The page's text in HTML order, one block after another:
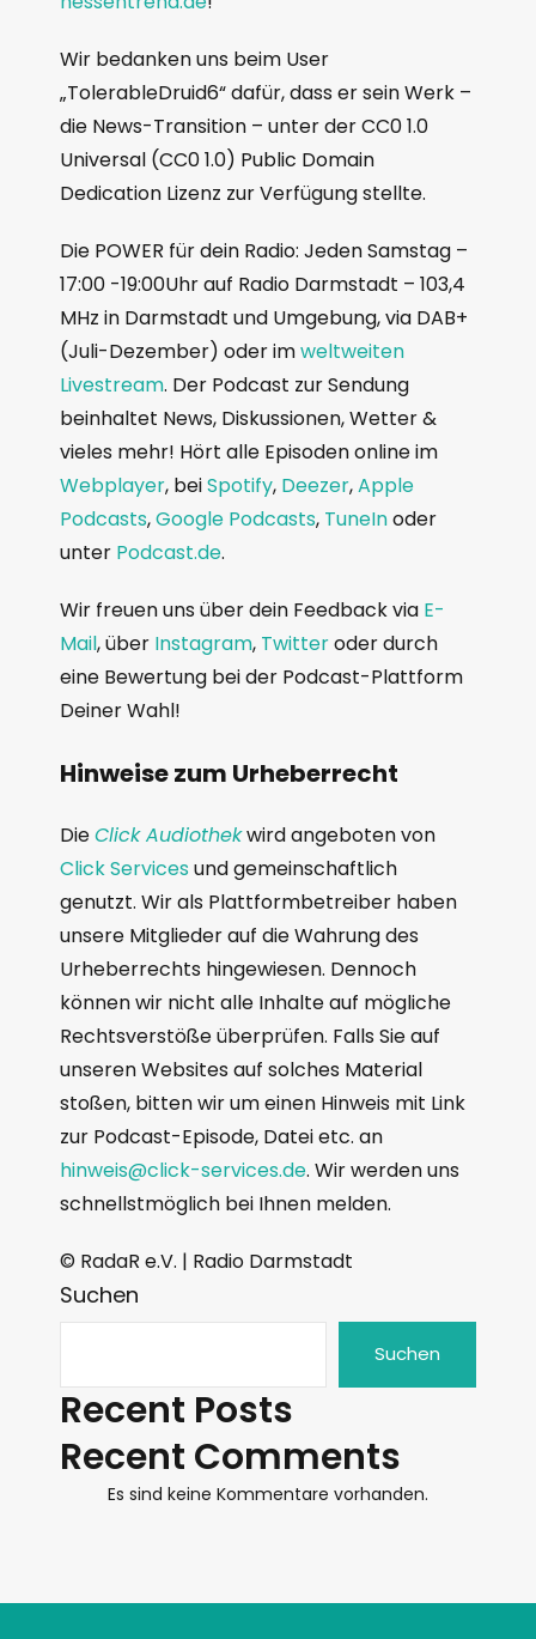
Wir bedanken uns beim User
„TolerableDruid6“ dafür, dass er sein Werk –
die News-Transition – unter der CC0 1.0
Universal (CC0 1.0) Public Domain
Dedication Lizenz zur Verfügung stellte.
Die POWER für dein Radio: Jeden Samstag –
17:00 -19:00Uhr auf Radio Darmstadt – 103,4
MHz in Darmstadt und Umgebung, via DAB+
(Juli-Dezember) oder imweltweiten
Livestream. Der Podcast zur Sendung
beinhaltet News, Diskussionen, Wetter &
vieles mehr! Hört alle Episoden online im
Webplayer, beiSpotify, Deezer,Apple
Podcasts,Google Podcasts, TuneInoder
unter Podcast.de.
Wir freuen uns über dein Feedback via E-
Mail, über Instagram, Twitteroder durch
eine Bewertung bei der Podcast-Plattform
Deiner Wahl!
Hinweise zum Urheberrecht
DieClick Audiothekwird angeboten von
Click Servicesund gemeinschaftlich
genutzt. Wir als Plattformbetreiber haben
unsere Mitglieder auf die Wahrung des
Urheberrechts hingewiesen. Dennoch
können wir nicht alle Inhalte auf mögliche
Rechtsverstöße überprüfen. Falls Sie auf
unseren Websites auf solches Material
stoßen, bitten wir um einen Hinweis mit Link
zur Podcast-Episode, Datei etc. an
hinweis@click-services.de. Wir werden uns
schnellstmöglich bei Ihnen melden.
© RadaR e.V. | Radio Darmstadt
Suchen
Suchen
Recent Posts
Recent Comments
Es sind keine Kommentare vorhanden.